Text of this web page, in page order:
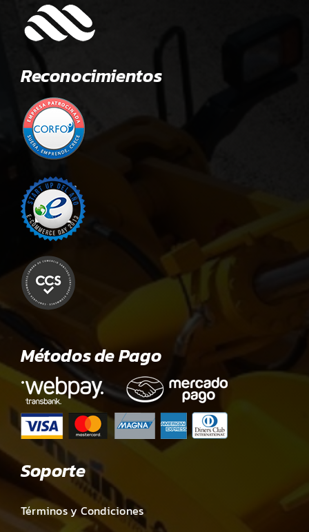
Reconocimientos
Métodos de Pago
Soporte
Términos y Condiciones